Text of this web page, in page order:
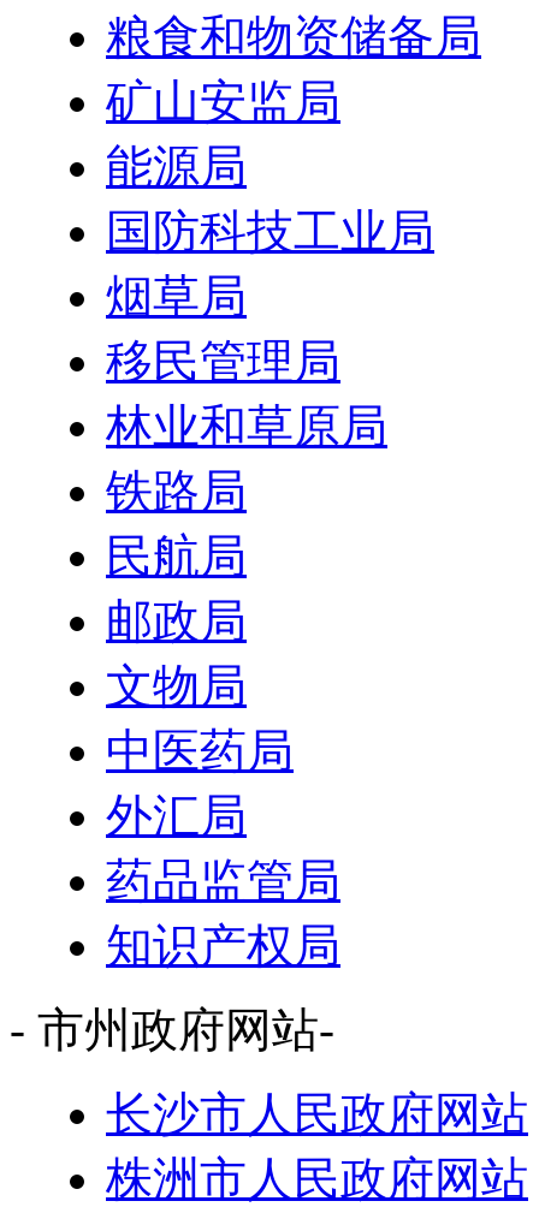
粮食和物资储备局
矿山安监局
能源局
国防科技工业局
烟草局
移民管理局
林业和草原局
铁路局
民航局
邮政局
文物局
中医药局
外汇局
药品监管局
知识产权局
- 市州政府网站-
长沙市人民政府网站
株洲市人民政府网站